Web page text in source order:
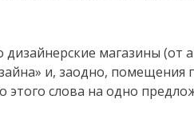
магазины (от
и, заодно, помещения
этого слова на одно